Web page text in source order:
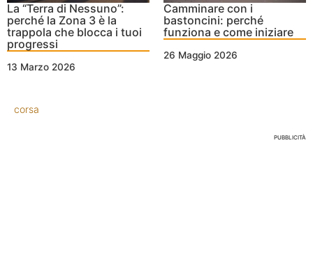
La “Terra di Nessuno”:
perché la Zona 3 è la
trappola che blocca i tuoi
progressi
13 Marzo 2026
Camminare con i
bastoncini: perché
funziona e come iniziare
26 Maggio 2026
corsa
PUBBLICITÀ